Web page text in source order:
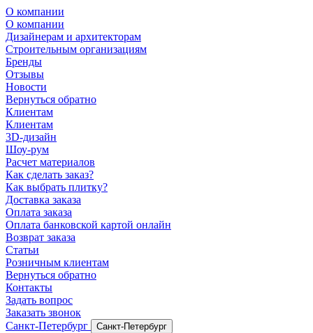
О компании
О компании
Дизайнерам и архитекторам
Строительным организациям
Бренды
Отзывы
Новости
Вернуться обратно
Клиентам
Клиентам
3D-дизайн
Шоу-рум
Расчет материалов
Как сделать заказ?
Как выбрать плитку?
Доставка заказа
Оплата заказа
Оплата банковской картой онлайн
Возврат заказа
Статьи
Розничным клиентам
Вернуться обратно
Контакты
Задать вопрос
Заказать звонок
Санкт-Петербург
Санкт-Петербург